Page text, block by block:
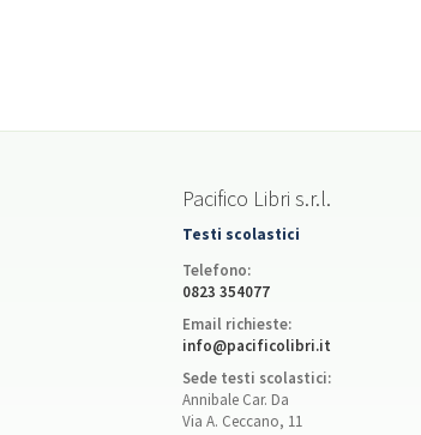
Pacifico Libri s.r.l.
Testi scolastici
Telefono:
0823 354077
Email richieste:
info@pacificolibri.it
Sede testi scolastici:
Annibale Car. Da
Via A. Ceccano, 11